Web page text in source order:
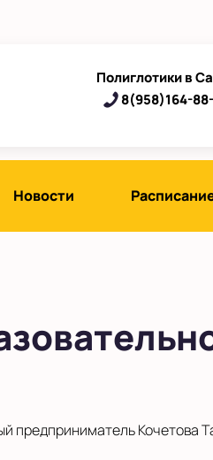
Полиглотики в
8(958)164-
Новости
предприниматель Кочетова